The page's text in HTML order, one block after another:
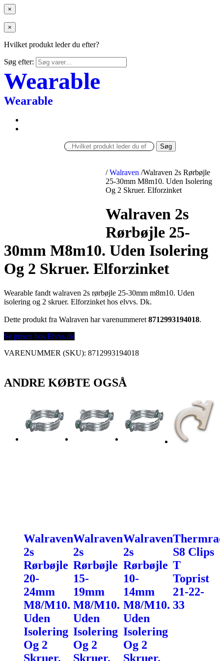
×
×
Hvilket produkt leder du efter?
Søg efter:
Wearable
Wearable
Søg
/ Walraven /Walraven 2s Rørbøjle
25-30mm M8m10. Uden Isolering
Og 2 Skruer. Elforzinket
Walraven 2s
Rørbøjle 25-
30mm M8m10. Uden Isolering
Og 2 Skruer. Elforzinket
Wearable fandt walraven 2s rørbøjle 25-30mm m8m10. Uden
isolering og 2 skruer. Elforzinket hos elvvs. Dk.
Dette produkt fra Walraven har varenummeret 8712993194018.
Se prisen hos Elvvs.dk
VARENUMMER (SKU): 8712993194018
ANDRE KØBTE OGSÅ
Walraven
2s
Rørbøjle
20-
24mm
M8/M10.
Uden
Isolering
Og 2
Skruer.
Walraven
2s
Rørbøjle
15-
19mm
M8/M10.
Uden
Isolering
Og 2
Skruer.
Walraven
2s
Rørbøjle
10-
14mm
M8/M10.
Uden
Isolering
Og 2
Skruer.
S8 Clips
T
Toprist
21-22-
33